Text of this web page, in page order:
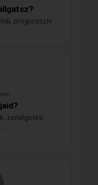
progresszív.
zenélgetés,